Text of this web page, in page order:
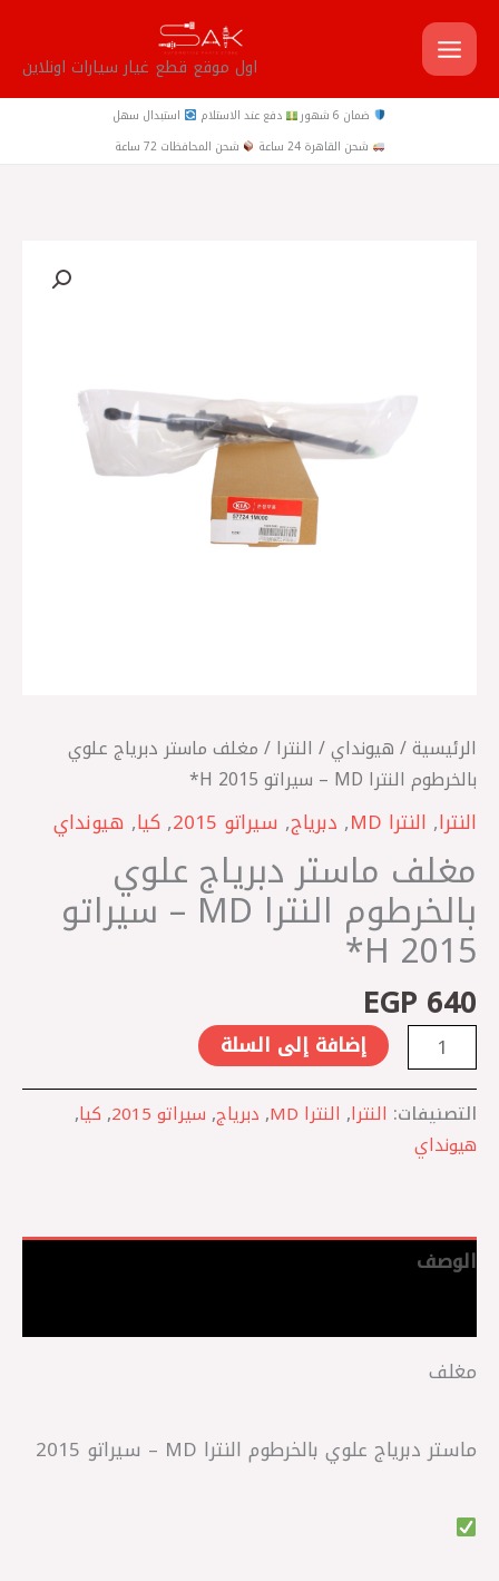
تخطي
إلى
المحتوى
اول موقع قطع غيار سيارات اونلاين
ضمان 6 شهور دفع عند الاستلام
استبدال سهل
شحن القاهرة 24 ساعة
شحن المحافظات 72 ساعة
الرئيسية/ هيونداي/ النترا / مغلف ماستر دبرياج علوي
بالخرطوم النترا MD – سيراتو 2015 H*
النترا, النترا MD , دبرياج, سيراتو 2015 , كيا, هيونداي
مغلف ماستر دبرياج علوي
بالخرطوم النترا MD – سيراتو
2015 H*
EGP 640
بالخرطوم
إضافة إلى السلة
التصنيفات: النترا, النترا MD , دبرياج, سيراتو 2015 , كيا,
هيونداي
الوصف
مغلف
ماستر دبرياج علوي بالخرطوم النترا MD – سيراتو 2015